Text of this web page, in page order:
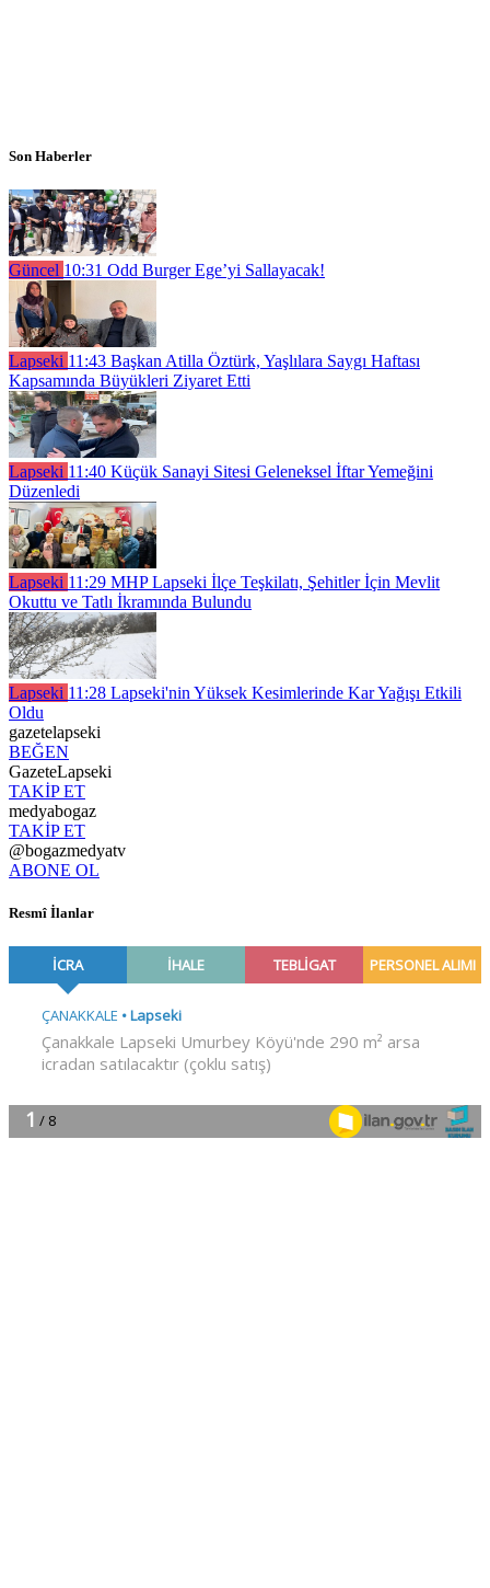
Son Haberler
Güncel 10:31 Odd Burger Ege’yi Sallayacak!
Lapseki 11:43 Başkan Atilla Öztürk, Yaşlılara Saygı Haftası
Kapsamında Büyükleri Ziyaret Etti
Lapseki 11:40 Küçük Sanayi Sitesi Geleneksel İftar Yemeğini
Düzenledi
Lapseki 11:29 MHP Lapseki İlçe Teşkilatı, Şehitler İçin Mevlit
Okuttu ve Tatlı İkramında Bulundu
Lapseki 11:28 Lapseki'nin Yüksek Kesimlerinde Kar Yağışı Etkili
Oldu
gazetelapseki
BEĞEN
GazeteLapseki
TAKİP ET
medyabogaz
TAKİP ET
@bogazmedyatv
ABONE OL
Resmî İlanlar